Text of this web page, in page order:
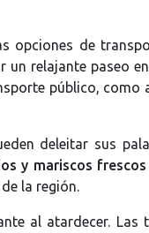
opciones de
relajante paseo
público, como
deleitar sus
y mariscos
la región.
al atardecer.